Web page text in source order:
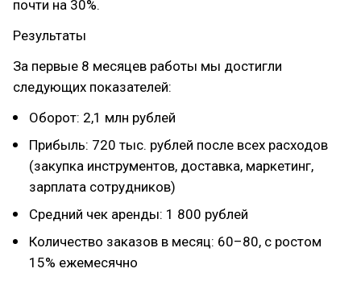
почти на 30%.
Результаты
За первые 8 месяцев работы мы достигли
следующих показателей:
Оборот: 2,1 млн рублей
Прибыль: 720 тыс. рублей после всех расходов
(закупка инструментов, доставка, маркетинг,
зарплата сотрудников)
Средний чек аренды: 1 800 рублей
Количество заказов в месяц: 60–80, с ростом
15% ежемесячно